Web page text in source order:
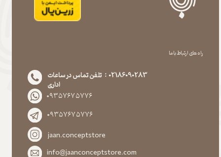
راه های ارتباط با ما
02186090283 : تلفن تماس در ساعات
اداری
۰۹۳۵۷۶۷۵۷۷۶
۰۹۳۵۷۶۷۵۷۷۶
jaan.conceptstore
info@jaanconceptstore.com